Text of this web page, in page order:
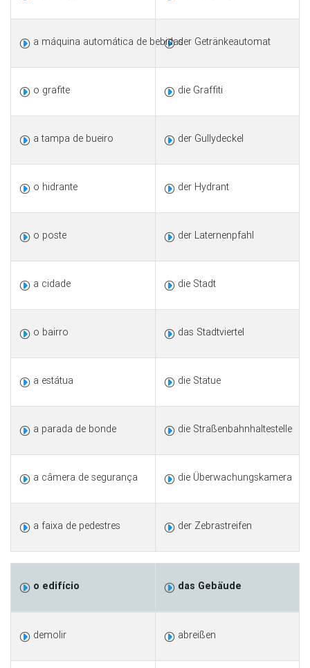
a máquina automática de bebidasder Getränkeautomat
o grafite die Graffiti
a tampa de bueiro der Gullydeckel
o hidrante der Hydrant
o poste der Laternenpfahl
a cidade die Stadt
o bairro das Stadtviertel
a estátua die Statue
a parada de bonde die Straßenbahnhaltestelle
a câmera de segurança die Überwachungskamera
a faixa de pedestres der Zebrastreifen
o edifício das Gebäude
demolir abreißen